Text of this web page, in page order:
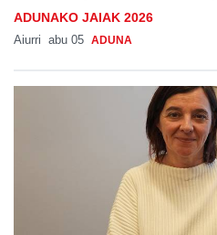
ADUNAKO JAIAK 2026
Aiurri abu 05 ADUNA